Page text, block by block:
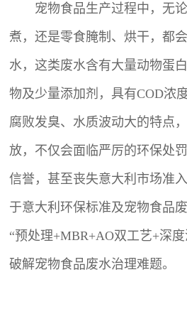
宠物食品生产过程中，无
煮，还是零食腌制、烘干，都
水，这类废水含有大量动物蛋
物及少量添加剂，具有COD浓
腐败发臭、水质波动大的特点
放，不仅会面临严厉的环保处
信誉，甚至丧失意大利市场准
于意大利环保标准及宠物食品
“预处理+MBR+AO双工艺+深
破解宠物食品废水治理难题。